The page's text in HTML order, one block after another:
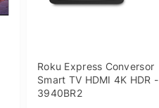
Roku Express Conversor
Smart TV HDMI 4K HDR -
3940BR2